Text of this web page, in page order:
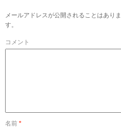
メールアドレスが公開されることはあり
す。
コメント
名前 *